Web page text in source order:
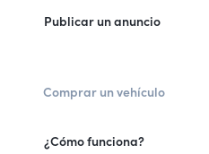
Publicar un anuncio
Comprar un vehículo
¿Cómo funciona?